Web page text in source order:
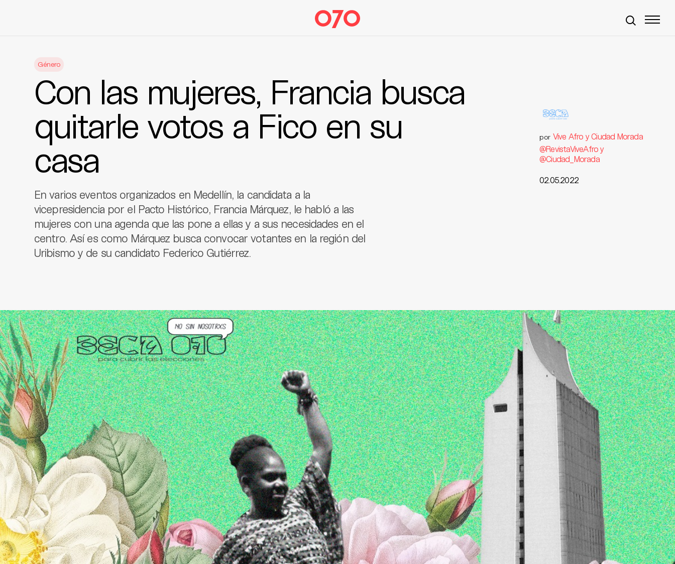
Género
Con las mujeres, Francia busca
quitarle votos a Fico en su
casa
En varios eventos organizados en Medellín, la candidata a la
vicepresidencia por el Pacto Histórico, Francia Márquez, le habló a las
mujeres con una agenda que las pone a ellas y a sus necesidades en el
centro. Así es como Márquez busca convocar votantes en la región del
Uribismo y de su candidato Federico Gutiérrez.
por Vive Afro y Ciudad Morada
@RevistaViveAfro y
@Ciudad_Morada
02.05.2022